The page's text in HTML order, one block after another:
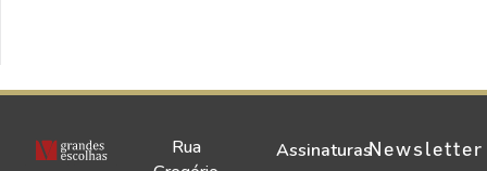
Rua
AssinaturasNewsletter